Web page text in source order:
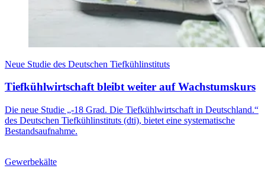
Neue Studie des Deutschen Tiefkühlinstituts
Tiefkühlwirtschaft bleibt weiter auf Wachstumskurs
Die neue Studie „-18 Grad. Die Tiefkühlwirtschaft in Deutschland.“
des Deutschen Tiefkühlinstituts (dti), bietet eine systematische
Bestandsaufnahme.
Gewerbekälte